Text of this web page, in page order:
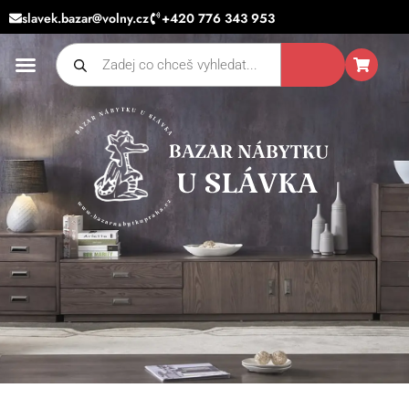
Přeskočit
na
slavek.bazar@volny.cz
+420 776 343 953
Products
search